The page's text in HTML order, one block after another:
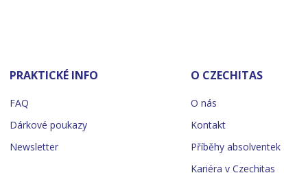
PRAKTICKÉ INFO
FAQ
Dárkové poukazy
Newsletter
O CZECHITAS
O nás
Kontakt
Příběhy absolventek
Kariéra v Czechitas